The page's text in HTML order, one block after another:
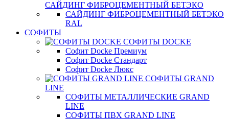
САЙДИНГ ФИБРОЦЕМЕНТНЫЙ БЕТЭКО
САЙДИНГ ФИБРОЦЕМЕНТНЫЙ БЕТЭКО
RAL
СОФИТЫ
СОФИТЫ DOCKE
Софит Docke Премиум
Софит Docke Стандарт
Софит Docke Люкс
СОФИТЫ GRAND
LINE
СОФИТЫ МЕТАЛЛИЧЕСКИЕ GRAND
LINE
СОФИТЫ ПВХ GRAND LINE